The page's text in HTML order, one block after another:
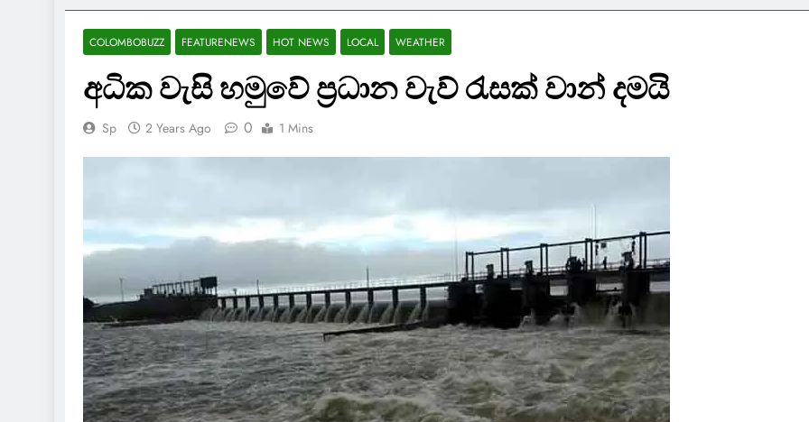
COLOMBOBUZZ FEATURENEWS HOT NEWS LOCAL WEATHER
අධික වැසි හමුවේ ප්‍රධාන වැව් රැසක් වාන් දමයි
Sp 2 Years Ago 0 1 Mins